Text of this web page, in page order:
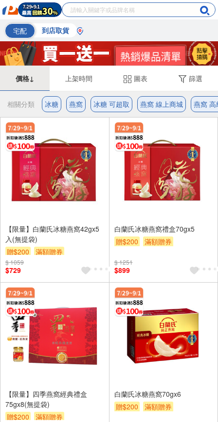
宅配 到店取貨
價格↓ 上架時間 圖表 篩選
相關分類 冰糖 燕窩 冰糖 可超取 燕窩 線上商城 燕窩 高
【限量】白蘭氏冰糖燕窩42gx5
入(無提袋)
贈$200
滿額贈券
$ 1059
$729
白蘭氏冰糖燕窩禮盒70gx5
贈$200
滿額贈券
$ 1251
$899
【限量】四季燕窩經典禮盒
75gx8(無提袋)
贈$200
滿額贈券
白蘭氏冰糖燕窩70gx6
贈$200
滿額贈券